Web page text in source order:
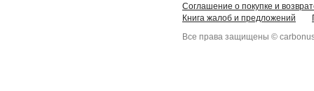
Соглашение о покупке и
Книга жалоб и предложений
Все права защищены ©